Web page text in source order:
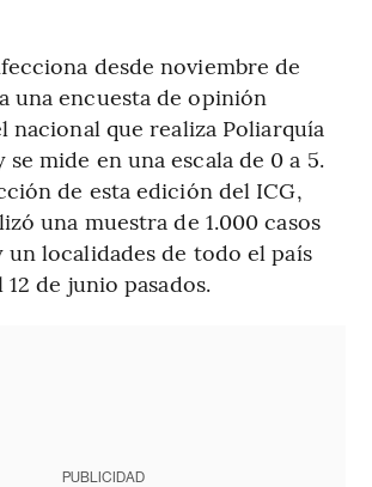
desde noviembre de
una encuesta de opinión
nacional que realiza Poliarquía
mide en una escala de 0 a 5.
de esta edición del ICG,
una muestra de 1.000 casos
un localidades de todo el país
de junio pasados.
PUBLICIDAD